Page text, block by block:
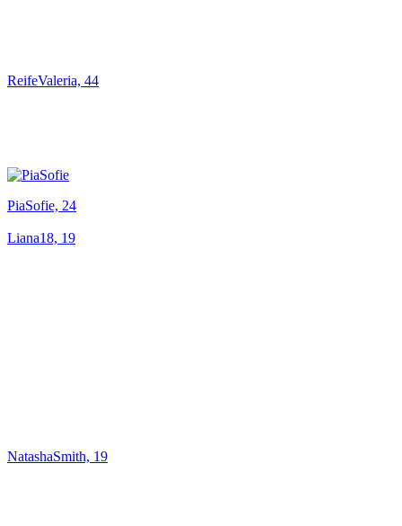
ReifeValeria, 44
Liana18, 19
PiaSofie, 24
NatashaSmith, 19